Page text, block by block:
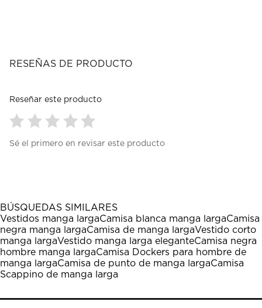
RESEÑAS DE PRODUCTO
Reseñar este producto
para
1
estrella
Esta
acción
abrirá
el
formulario
de
para
estrellas.
Esta
acción
abrirá
el
formulario
de
para
estrellas.
Esta
acción
abrirá
el
formulario
de
para
estrellas.
Esta
acción
abrirá
el
formulario
de
para
estrellas.
Esta
acción
abrirá
el
formulario
de
Sé el primero en revisar este producto
BÚSQUEDAS SIMILARES
Vestidos manga largaCamisa blanca manga largaCamisa
negra manga largaCamisa de manga largaVestido corto
manga largaVestido manga larga eleganteCamisa negra
hombre manga largaCamisa Dockers para hombre de
manga largaCamisa de punto de manga largaCamisa
Scappino de manga larga